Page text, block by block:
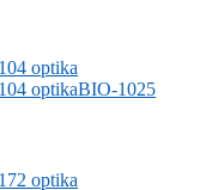
BIO-1025